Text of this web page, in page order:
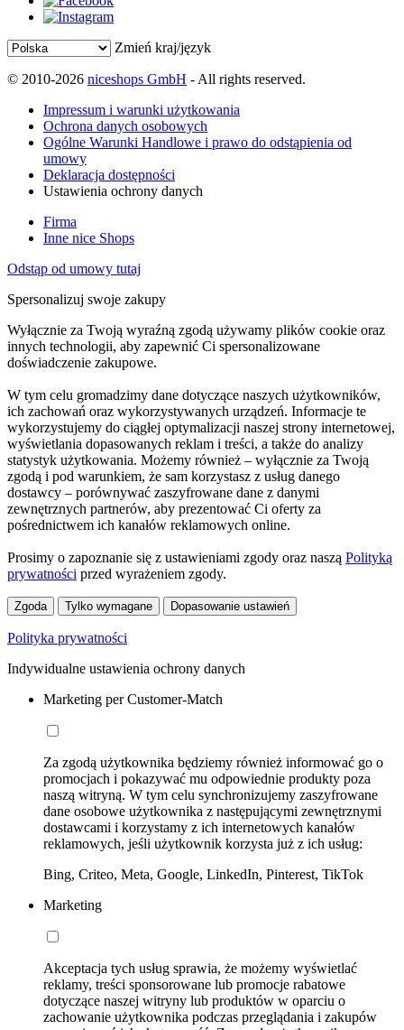
Zmień kraj/język
© 2010-2026 niceshops GmbH - All rights reserved.
Impressum i warunki użytkowania
Ochrona danych osobowych
Ogólne Warunki Handlowe i prawo do odstąpienia od
umowy
Deklaracja dostępności
Ustawienia ochrony danych
Firma
Inne nice Shops
Odstąp od umowy tutaj
Spersonalizuj swoje zakupy
Wyłącznie za Twoją wyraźną zgodą używamy plików cookie oraz
innych technologii, aby zapewnić Ci spersonalizowane
doświadczenie zakupowe.
W tym celu gromadzimy dane dotyczące naszych użytkowników,
ich zachowań oraz wykorzystywanych urządzeń. Informacje te
wykorzystujemy do ciągłej optymalizacji naszej strony internetowej,
wyświetlania dopasowanych reklam i treści, a także do analizy
statystyk użytkowania. Możemy również – wyłącznie za Twoją
zgodą i pod warunkiem, że sam korzystasz z usług danego
dostawcy – porównywać zaszyfrowane dane z danymi
zewnętrznych partnerów, aby prezentować Ci oferty za
pośrednictwem ich kanałów reklamowych online.
Prosimy o zapoznanie się z ustawieniami zgody oraz naszą Polityką
prywatności przed wyrażeniem zgody.
Zgoda Tylko wymagane Dopasowanie ustawień
Polityka prywatności
Indywidualne ustawienia ochrony danych
Marketing per Customer-Match
Za zgodą użytkownika będziemy również informować go o
promocjach i pokazywać mu odpowiednie produkty poza
naszą witryną. W tym celu synchronizujemy zaszyfrowane
dane osobowe użytkownika z następującymi zewnętrznymi
dostawcami i korzystamy z ich internetowych kanałów
reklamowych, jeśli użytkownik korzysta już z ich usług:
Bing, Criteo, Meta, Google, LinkedIn, Pinterest, TikTok
Marketing
Akceptacja tych usług sprawia, że możemy wyświetlać
reklamy, treści sponsorowane lub promocje rabatowe
dotyczące naszej witryny lub produktów w oparciu o
zachowanie użytkownika podczas przeglądania i zakupów